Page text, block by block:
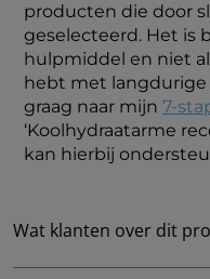
producten die door
geselecteerd. Het is
hulpmiddel en niet
hebt met langdurige
graag naar mijn 7-
‘Koolhydraatarme
kan hierbij
Wat klanten over dit